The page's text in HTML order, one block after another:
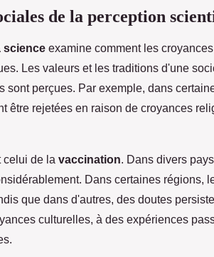
de la perception
science examine comment les
Les valeurs et les traditions d'une
sont perçues. Par exemple, dans
être rejetées en raison de croyances
celui de la vaccination. Dans divers
Dans certaines régions,
que dans d'autres, des doutes
culturelles, à des expériences